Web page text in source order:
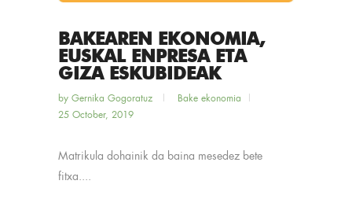
BAKEAREN EKONOMIA,
EUSKAL ENPRESA ETA
GIZA ESKUBIDEAK
by Gernika Gogoratuz
Bake ekonomia
25 October, 2019
Matrikula dohainik da baina mesedez bete
fitxa....